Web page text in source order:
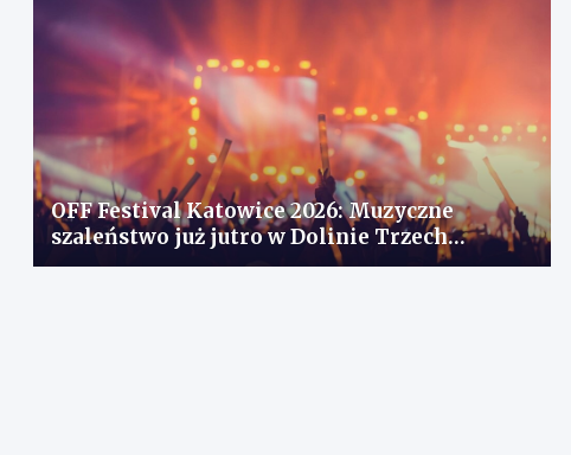
OFF Festival Katowice 2026: Muzyczne
szaleństwo już jutro w Dolinie Trzech
Stawów!